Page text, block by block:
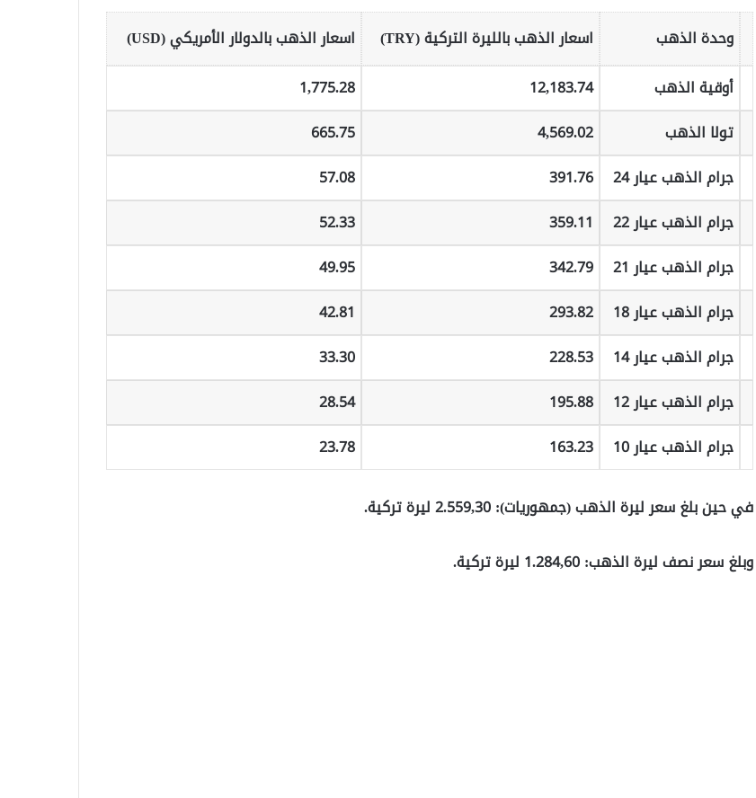
وحدة الذهب اسعار الذهب بالليرة التركية (TRY)
اسعار الذهب بالدولار الأمريكي (USD)
أوقية الذهب
12,183.74
1,775.28
تولا الذهب
4,569.02
665.75
جرام الذهب عيار 24
391.76
57.08
جرام الذهب عيار 22
359.11
52.33
جرام الذهب عيار 21
342.79
49.95
جرام الذهب عيار 18
293.82
42.81
جرام الذهب عيار 14
228.53
33.30
جرام الذهب عيار 12
195.88
28.54
جرام الذهب عيار 10
163.23
23.78
في حين بلغ سعر ليرة الذهب (جمهوريات): 2.559,30 ليرة تركية.
وبلغ سعر نصف ليرة الذهب: 1.284,60 ليرة تركية.